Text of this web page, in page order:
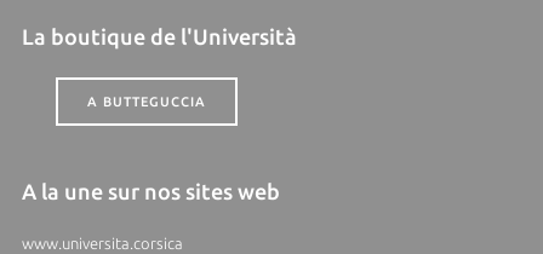
La boutique de l'Università
A BUTTEGUCCIA
A la une sur nos sites web
www.universita.corsica